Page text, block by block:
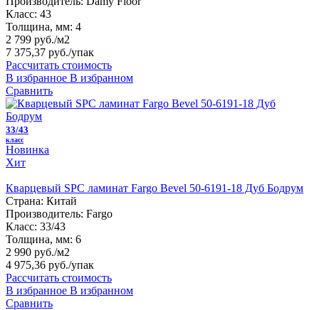
Класс: 43
Толщина, мм: 4
2 799 руб./м2
7 375,37 руб./упак
Рассчитать стоимость
В избранное В избранном
Сравнить
33/43
класс
Новинка
Хит
Кварцевый SPC ламинат Fargo Bevel 50-6191-18 Дуб Бодрум
Страна: Китай
Производитель: Fargo
Класс: 33/43
Толщина, мм: 6
2 990 руб./м2
4 975,36 руб./упак
Рассчитать стоимость
В избранное В избранном
Сравнить